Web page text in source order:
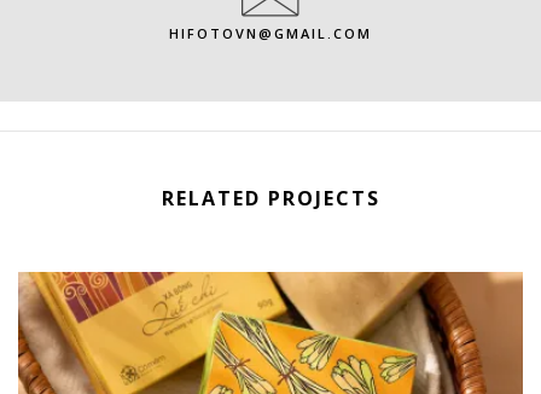
HIFOTOVN@GMAIL.COM
RELATED PROJECTS